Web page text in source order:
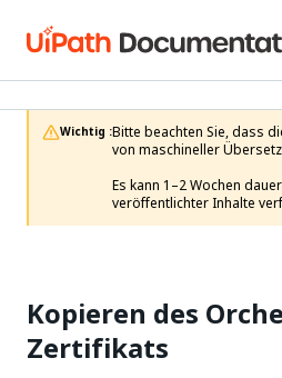
Wichtig :Bitte beachten Sie, dass
von maschineller
Es kann 1–2 Wochen
veröffentlichter Inhalte
Kopieren des
Zertifikats